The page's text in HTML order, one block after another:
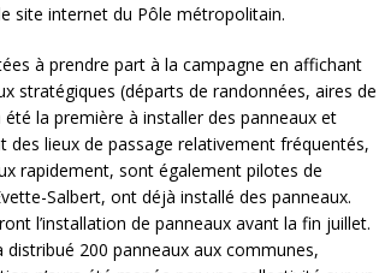
site internet du Pôle métropolitain.
à prendre part à la campagne en affichant
stratégiques (départs de randonnées, aires de
la première à installer des panneaux et
des lieux de passage relativement fréquentés,
rapidement, sont également pilotes de
Salbert, ont déjà installé des panneaux.
l’installation de panneaux avant la fin juillet.
200 panneaux aux communes,